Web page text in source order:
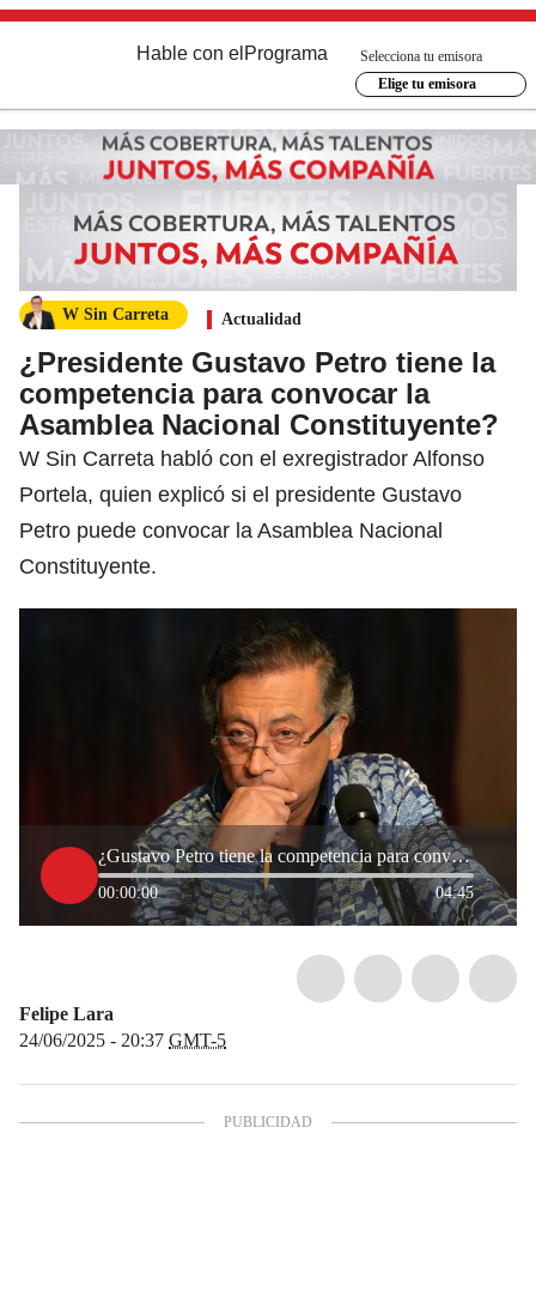
Hable con el Programa
Selecciona tu emisora
Elige tu emisora
W Sin Carreta Actualidad
¿Presidente Gustavo Petro tiene la
competencia para convocar la
Asamblea Nacional Constituyente?
W Sin Carreta habló con el exregistrador Alfonso
Portela, quien explicó si el presidente Gustavo
Petro puede convocar la Asamblea Nacional
Constituyente.
¿Gustavo Petro tiene la competencia para convocar la Asamblea Nacional Constituyente?
00:00:00 04:45
Felipe Lara
24/06/2025 - 20:37 GMT-5